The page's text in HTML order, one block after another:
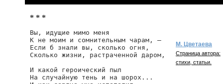
* * *
Вы, идущие мимо меня
К не моим и сомнительным чарам, —
Если б знали вы, сколько огня,
Сколько жизни, растраченной даром,
И какой героический пыл
На случайную тень и на шорох...
М. Цветаева
Страница автора:
стихи, статьи.